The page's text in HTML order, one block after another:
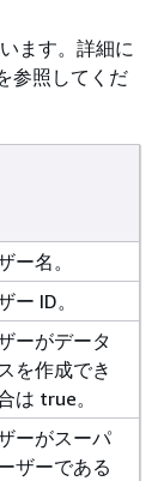
ます。詳細に
参照してくだ
ー名。
ー ID。
ーがデータ
を作成でき
は true。
ーがスーパ
ザーである